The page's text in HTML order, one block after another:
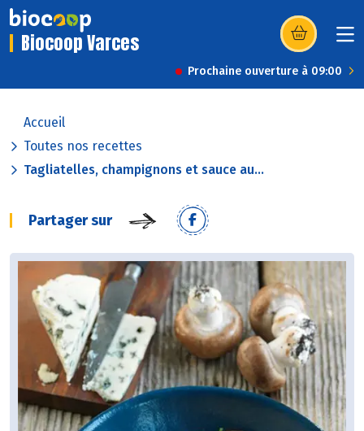
Biocoop Varces (s’ouvre dans
Prochaine ouverture à 09:00
Accueil
Toutes nos recettes
Tagliatelles, champignons et sauce au...
Partager sur